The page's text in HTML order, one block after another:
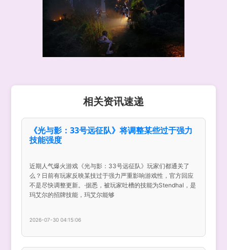
相关资讯速递
《光与影：33号远征队》将调整某些过于强力
技能强度
近期人气爆火游戏《光与影：33号远征队》玩家们都通关了
么？日前有玩家反映某技过于强力严重影响游戏性，官方回应
不是尽快调整更新。·据悉，被玩家吐槽的技能为Stendhal，是
玛艾尔的招牌技能，玛艾尔能够
2026-07-30 04:15:06